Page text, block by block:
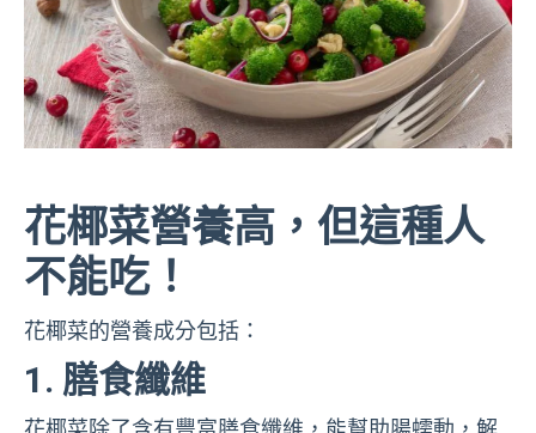
花椰菜營養高，但這種人
不能吃！
花椰菜的營養成分包括：
1. 膳食纖維